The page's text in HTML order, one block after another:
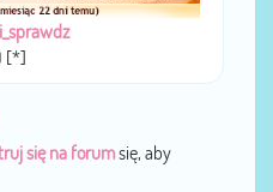
[*]
się na forumsię, aby